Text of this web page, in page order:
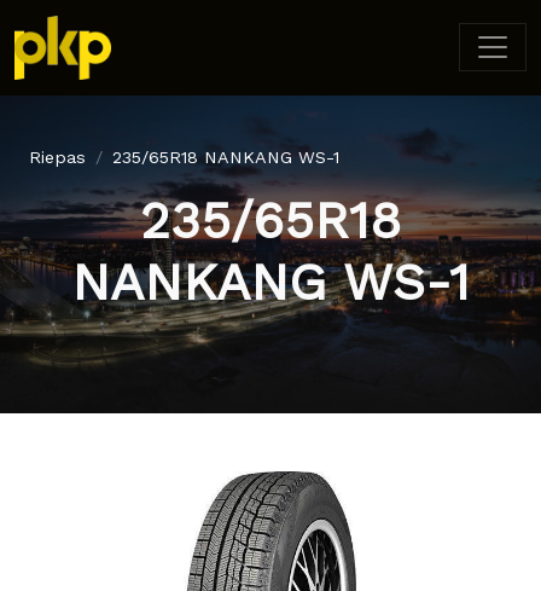
Riepas 235/65R18 NANKANG WS-1
235/65R18
NANKANG WS-1